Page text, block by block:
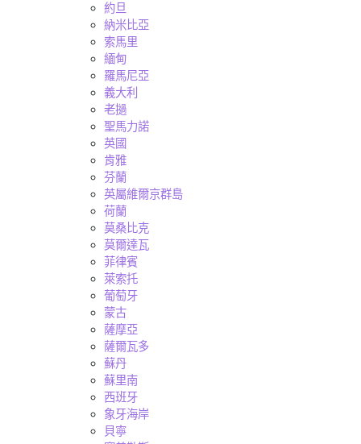
約旦
納米比亞
索馬里
緬甸
羅馬尼亞
義大利
老撾
聖馬力諾
英國
肯雅
芬蘭
英屬維爾京群島
荷蘭
莫桑比克
莫爾達瓦
菲律賓
萊索托
葡萄牙
蒙古
薩摩亞
薩爾瓦多
蘇丹
蘇里南
西班牙
象牙海岸
貝寧